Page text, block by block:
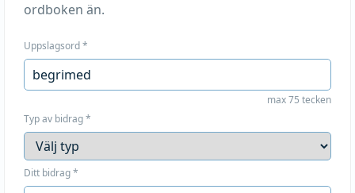
ordboken än.
Uppslagsord*
max 75 tecken
Typ av bidrag*
Ditt bidrag*